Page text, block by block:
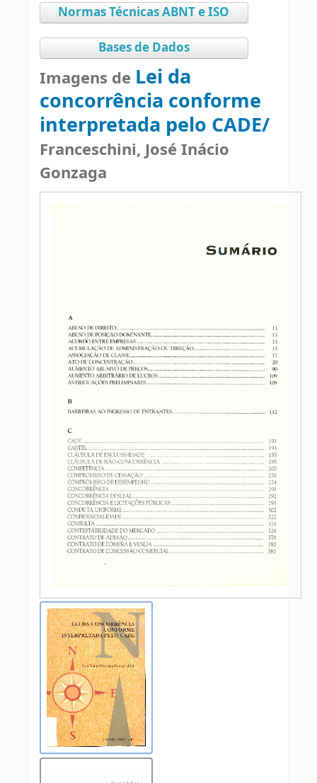
Normas Técnicas ABNT e ISO
Bases de Dados
Imagens de Lei da
concorrência conforme
interpretada pelo CADE/
Franceschini, José Inácio
Gonzaga